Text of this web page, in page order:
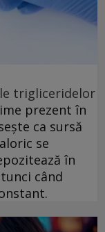
trigliceridelor
prezent în
ca sursă
se
în
când